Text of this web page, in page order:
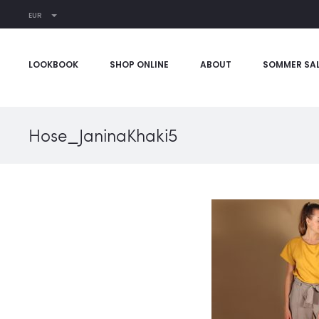
EUR
LOOKBOOK SHOP ONLINE ABOUT SOMMER
Hose_JaninaKhaki5